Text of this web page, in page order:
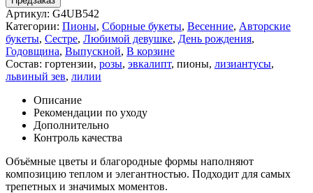
Артикул: G4UB542
Категории: Пионы, Сборные букеты, Весенние, Авторские
букеты, Сестре, Любимой девушке, День рождения,
Годовщина, Выпускной, В корзине
Состав: гортензии, розы, эвкалипт, пионы, лизиантусы,
львиный зев, лилии
Описание
Рекомендации по уходу
Дополнительно
Контроль качества
Объёмные цветы и благородные формы наполняют
композицию теплом и элегантностью. Подходит для самых
трепетных и значимых моментов.